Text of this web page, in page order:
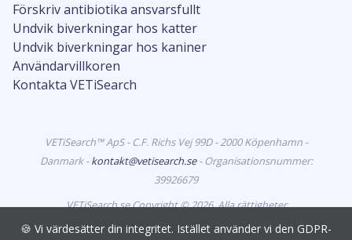
Förskriv antibiotika ansvarsfullt
Undvik biverkningar hos katter
Undvik biverkningar hos kaniner
Användarvillkoren
Kontakta VETiSearch
VETiSearch™ ApS - C.F. Richs Vej 99D - 2000 Köpenhamn -
Danmark -kontakt@vetisearch.se- Organisationsnummer:
39926679
VETiSearch.se Copyright © 2026. Alla rättigheter
förbehållna. VETiSearch innehåller information om
🍪 Vi värdesätter din integritet. Istället använder vi den GDPR-